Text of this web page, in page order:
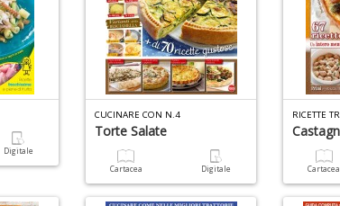
Digitale
CUCINARE CON N.4
Torte Salate
Cartacea Digitale Cartacea